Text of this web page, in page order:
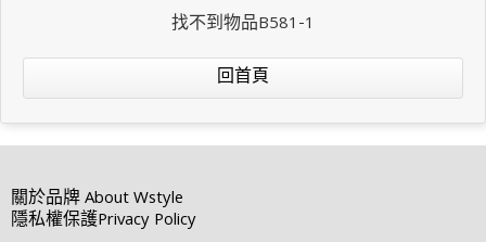
找不到物品B581-1
回首頁
關於品牌About Wstyle
隱私權保護Privacy Policy